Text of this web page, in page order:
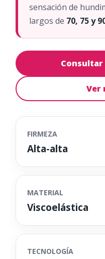
sensación de
largos de 70, 75 y
Ver
FIRMEZA
Alta-alta
MATERIAL
Viscoelástica
TECNOLOGÍA